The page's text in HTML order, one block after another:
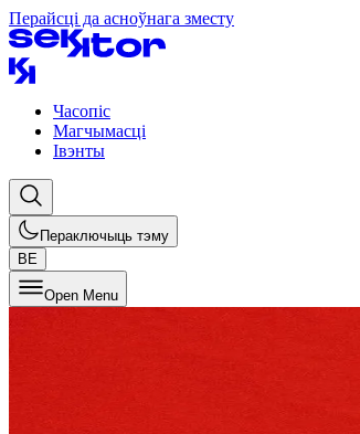
Перайсці да асноўнага зместу
Часопіс
Магчымасці
Івэнты
Пераключыць тэму
BE
Open Menu